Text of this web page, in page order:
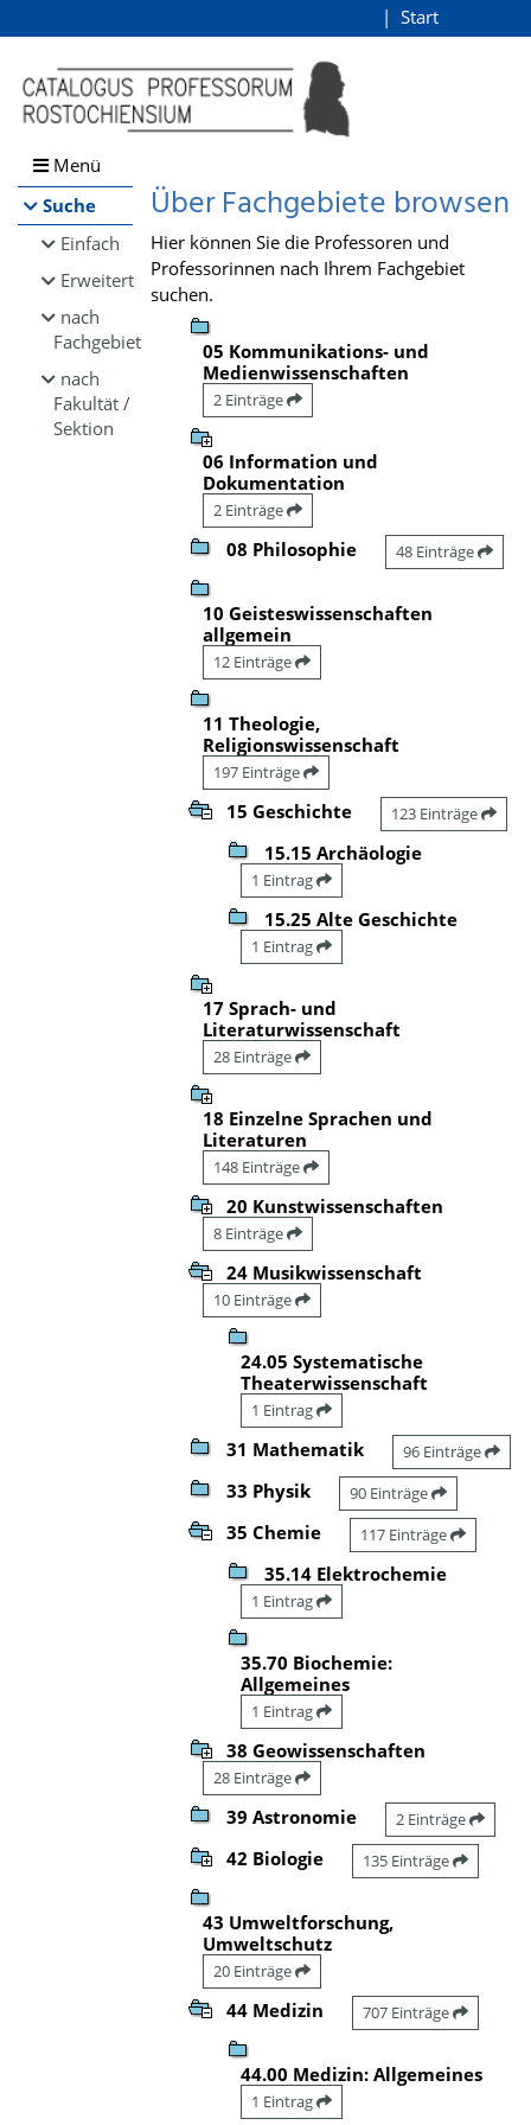
Browsen
direkt zum Inhalt
Start
Menü
Suche
Einfach
Erweitert
nach
Fachgebiet
nach
Fakultät /
Sektion
Über Fachgebiete browsen
Hier können Sie die Professoren und
Professorinnen nach Ihrem Fachgebiet
suchen.
05 Kommunikations- und
Medienwissenschaften
2 Einträge
06 Information und
Dokumentation
2 Einträge
08 Philosophie 48 Einträge
10 Geisteswissenschaften
allgemein
12 Einträge
11 Theologie,
Religionswissenschaft
197 Einträge
15 Geschichte 123 Einträge
15.15 Archäologie
1 Eintrag
15.25 Alte Geschichte
1 Eintrag
17 Sprach- und
Literaturwissenschaft
28 Einträge
18 Einzelne Sprachen und
Literaturen
148 Einträge
20 Kunstwissenschaften
8 Einträge
24 Musikwissenschaft
10 Einträge
24.05 Systematische
Theaterwissenschaft
1 Eintrag
31 Mathematik 96 Einträge
33 Physik 90 Einträge
35 Chemie 117 Einträge
35.14 Elektrochemie
1 Eintrag
35.70 Biochemie:
Allgemeines
1 Eintrag
38 Geowissenschaften
28 Einträge
39 Astronomie 2 Einträge
42 Biologie 135 Einträge
43 Umweltforschung,
Umweltschutz
20 Einträge
44 Medizin 707 Einträge
44.00 Medizin: Allgemeines
1 Eintrag